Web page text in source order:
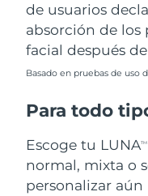
de usuarios
absorción de
facial después
Basado en pruebas de uso
Para todo
Escoge tu LUNATM
normal, mixta o
personalizar